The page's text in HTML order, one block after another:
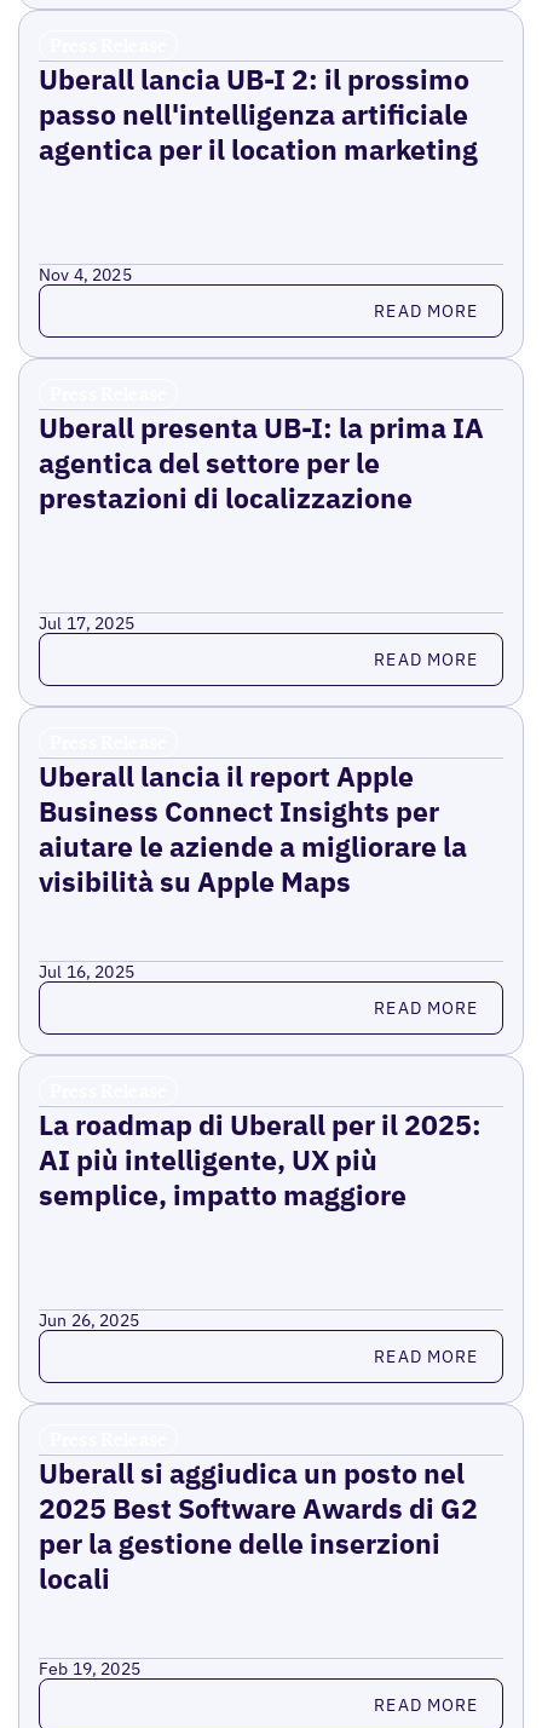
Uberall lancia UB-I 2: il prossimo
passo nell'intelligenza artificiale
agentica per il location marketing
Nov 4, 2025
Read more READ MORE
Uberall presenta UB-I: la prima IA
agentica del settore per le
prestazioni di localizzazione
Jul 17, 2025
Read more READ MORE
Uberall lancia il report Apple
Business Connect Insights per
aiutare le aziende a migliorare la
visibilità su Apple Maps
Jul 16, 2025
Read more READ MORE
La roadmap di Uberall per il 2025:
AI più intelligente, UX più
semplice, impatto maggiore
Jun 26, 2025
Read more READ MORE
Uberall si aggiudica un posto nel
2025 Best Software Awards di G2
per la gestione delle inserzioni
locali
Feb 19, 2025
Read more READ MORE